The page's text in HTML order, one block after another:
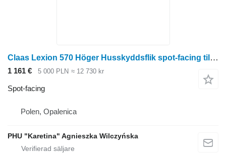
Claas Lexion 570 Höger Husskyddsflik spot-facing till Claas Lexion 570 skördetröska
1 161 € 5 000 PLN ≈ 12 730 kr
Spot-facing
Polen, Opalenica
PHU "Karetina" Agnieszka Wilczyńska